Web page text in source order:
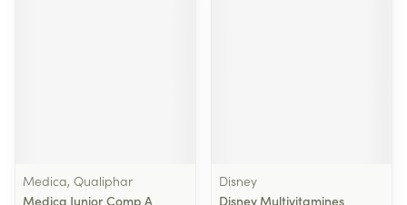
Medica, Qualiphar
Medica Junior Comp A
Disney
Disney Multivitamines